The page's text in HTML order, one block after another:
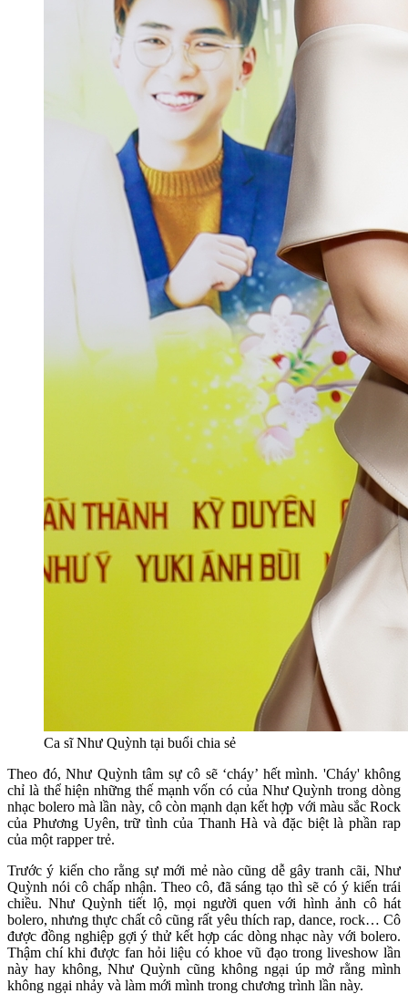
Ca sĩ Như Quỳnh tại buổi chia sẻ
Theo đó, Như Quỳnh tâm sự cô sẽ ‘cháy’ hết mình. 'Cháy' không
chỉ là thể hiện những thế mạnh vốn có của Như Quỳnh trong dòng
nhạc bolero mà lần này, cô còn mạnh dạn kết hợp với màu sắc Rock
của Phương Uyên, trữ tình của Thanh Hà và đặc biệt là phần rap
của một rapper trẻ.
Trước ý kiến cho rằng sự mới mẻ nào cũng dễ gây tranh cãi, Như
Quỳnh nói cô chấp nhận. Theo cô, đã sáng tạo thì sẽ có ý kiến trái
chiều. Như Quỳnh tiết lộ, mọi người quen với hình ảnh cô hát
bolero, nhưng thực chất cô cũng rất yêu thích rap, dance, rock… Cô
được đồng nghiệp gợi ý thử kết hợp các dòng nhạc này với bolero.
Thậm chí khi được fan hỏi liệu có khoe vũ đạo trong liveshow lần
này hay không, Như Quỳnh cũng không ngại úp mở rằng mình
không ngại nhảy và làm mới mình trong chương trình lần này.